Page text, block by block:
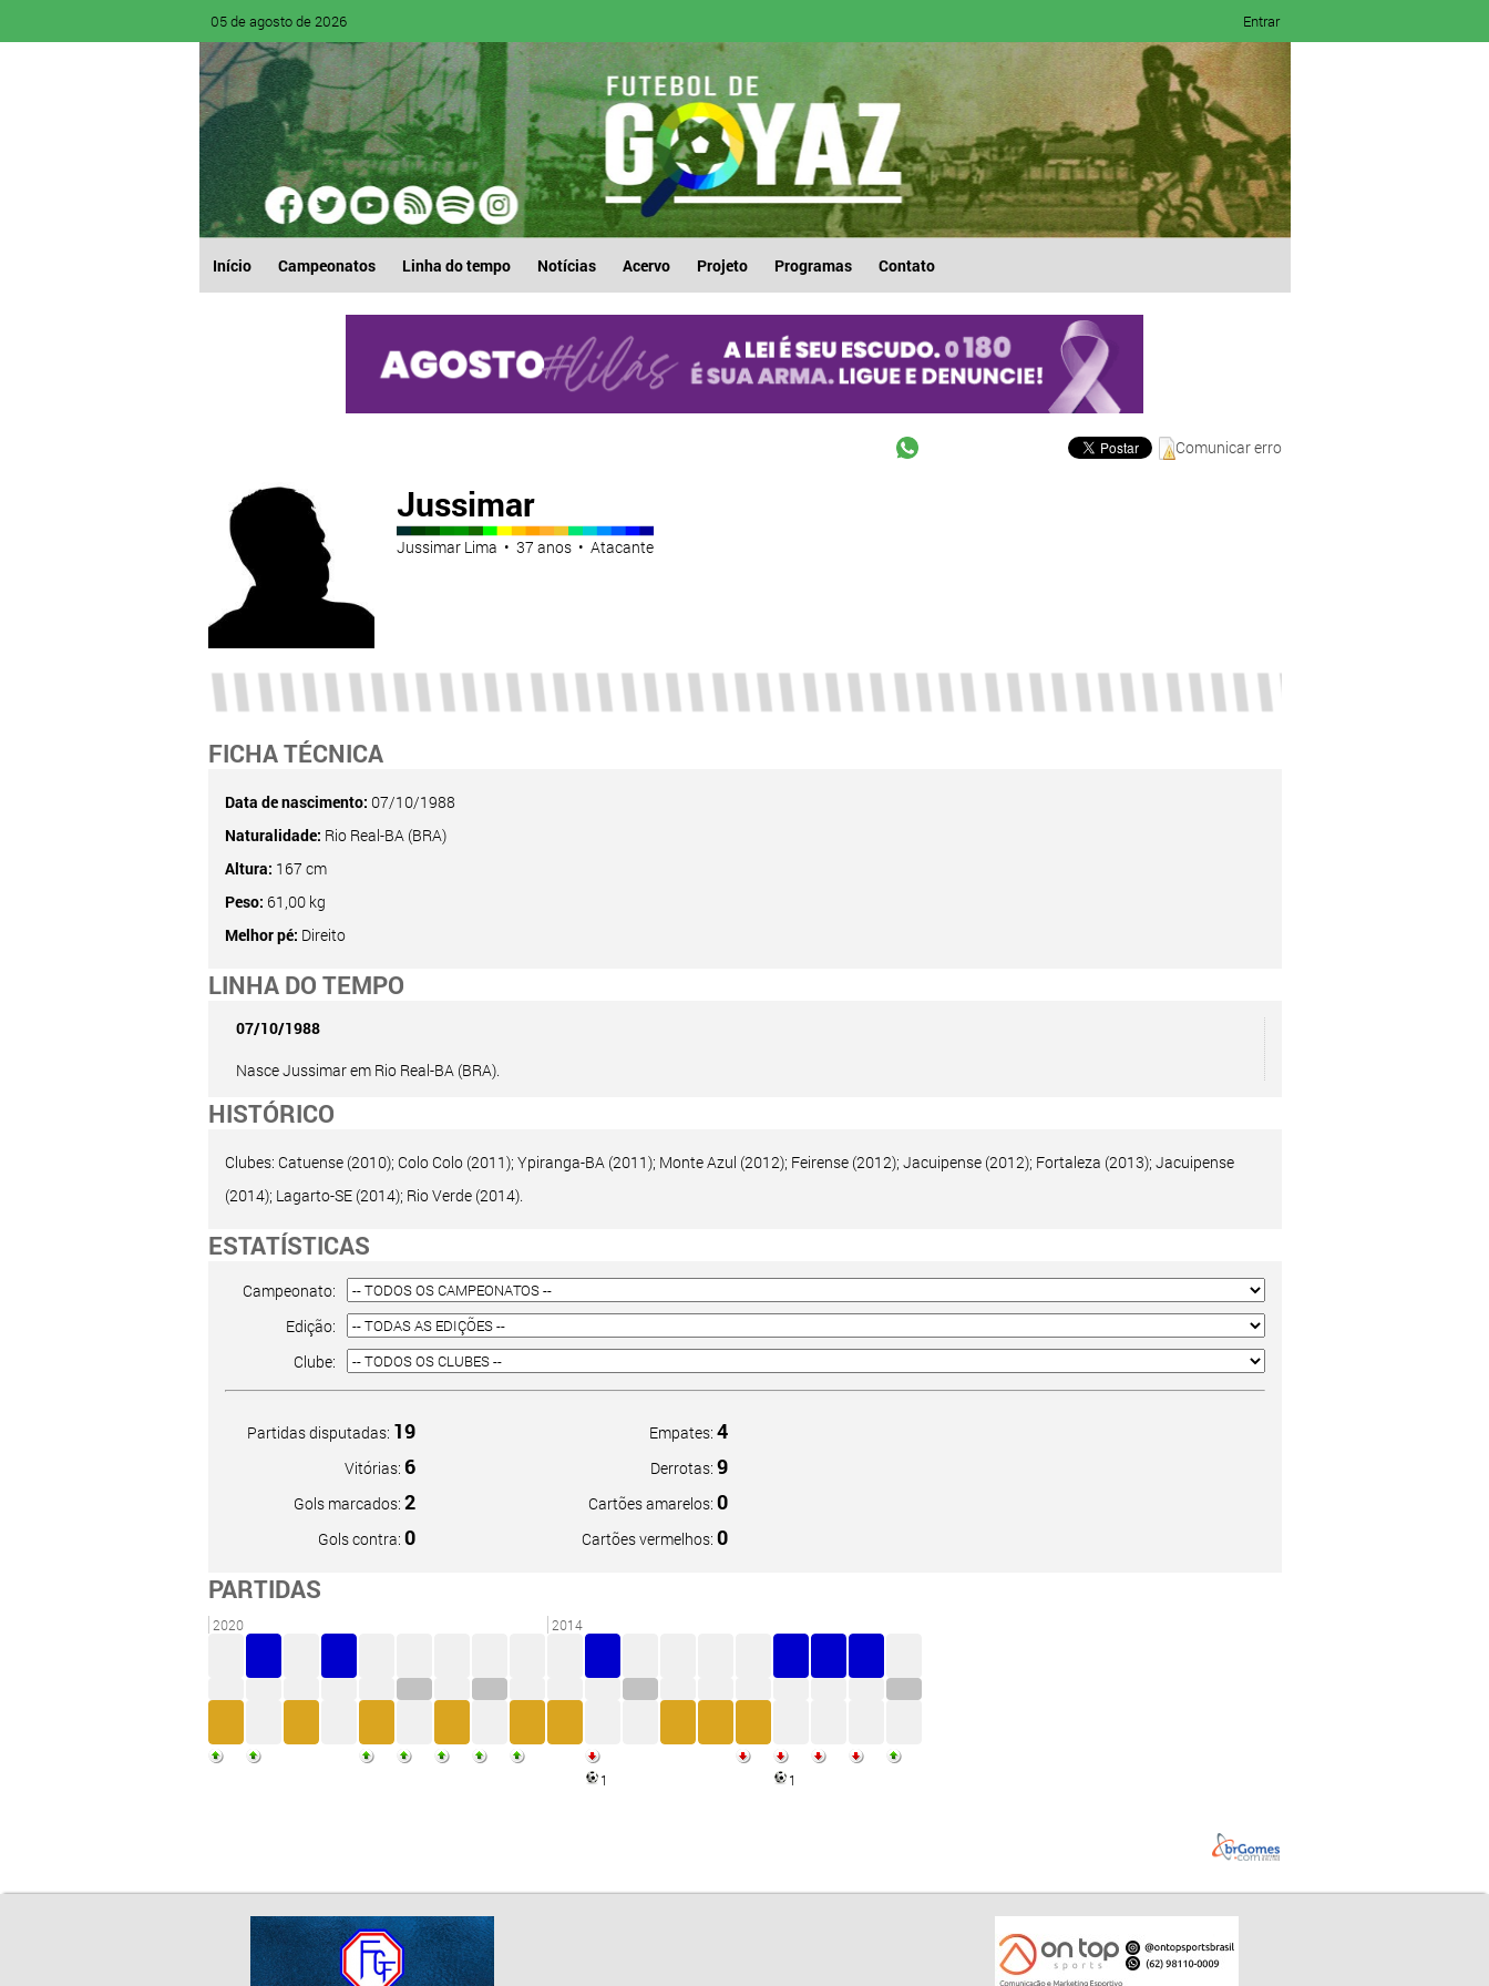
05 de agosto de 2026 Entrar
Início Campeonatos Linha do tempo Notícias Acervo Projeto Programas Contato
Comunicar erro
Jussimar
Jussimar Lima • 37 anos • Atacante
FICHA TÉCNICA
Data de nascimento: 07/10/1988
Naturalidade: Rio Real-BA (BRA)
Altura: 167 cm
Peso: 61,00 kg
Melhor pé: Direito
LINHA DO TEMPO
07/10/1988
Nasce Jussimar em Rio Real-BA (BRA).
HISTÓRICO
Clubes: Catuense (2010); Colo Colo (2011); Ypiranga-BA (2011); Monte Azul (2012); Feirense (2012); Jacuipense (2012); Fortaleza (2013); Jacuipense
(2014); Lagarto-SE (2014); Rio Verde (2014).
ESTATÍSTICAS
Campeonato:
Edição:
Clube:
Partidas disputadas: 19
Vitórias: 6
Gols marcados: 2
Gols contra: 0
Empates: 4
Derrotas: 9
Cartões amarelos: 0
Cartões vermelhos: 0
PARTIDAS
2020 2014
1 1